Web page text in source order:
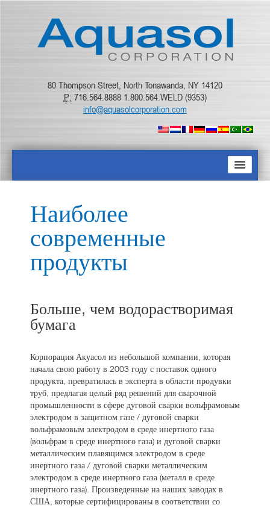
80 Thompson Street, North Tonawanda, NY 14120
P: 716.564.8888 1.800.564.WELD (9353)
info@aquasolcorporation.com
ПРОДУКТЫ
РЕСУРСНЫЙ ЦЕНТР
ОБРАТНАЯ СВЯЗЬ
Наиболее
современные
продукты
Больше, чем водорастворимая
бумага
Корпорация Акуасол из небольшой компании, которая
начала свою работу в 2003 году с поставок одного
продукта, превратилась в эксперта в области продувки
труб, предлагая целый ряд решений для сварочной
промышленности в сфере дуговой сварки вольфрамовым
электродом в защитном газе / дуговой сварки
вольфрамовым электродом в среде инертного газа
(вольфрам в среде инертного газа) и дуговой сварки
металлическим плавящимся электродом в среде
инертного газа / дуговой сварки металлическим
электродом в среде инертного газа (металл в среде
инертного газа). Произведенные на наших заводах в
США, которые сертифицированы в соответствии со